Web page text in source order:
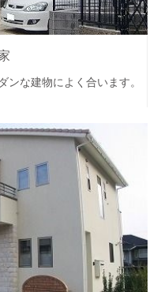
ンな建物によく合います。